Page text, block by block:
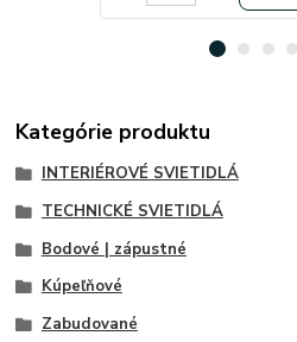
Kategórie produktu
INTERIÉROVÉ SVIETIDLÁ
TECHNICKÉ SVIETIDLÁ
Bodové | zápustné
Kúpeľňové
Zabudované